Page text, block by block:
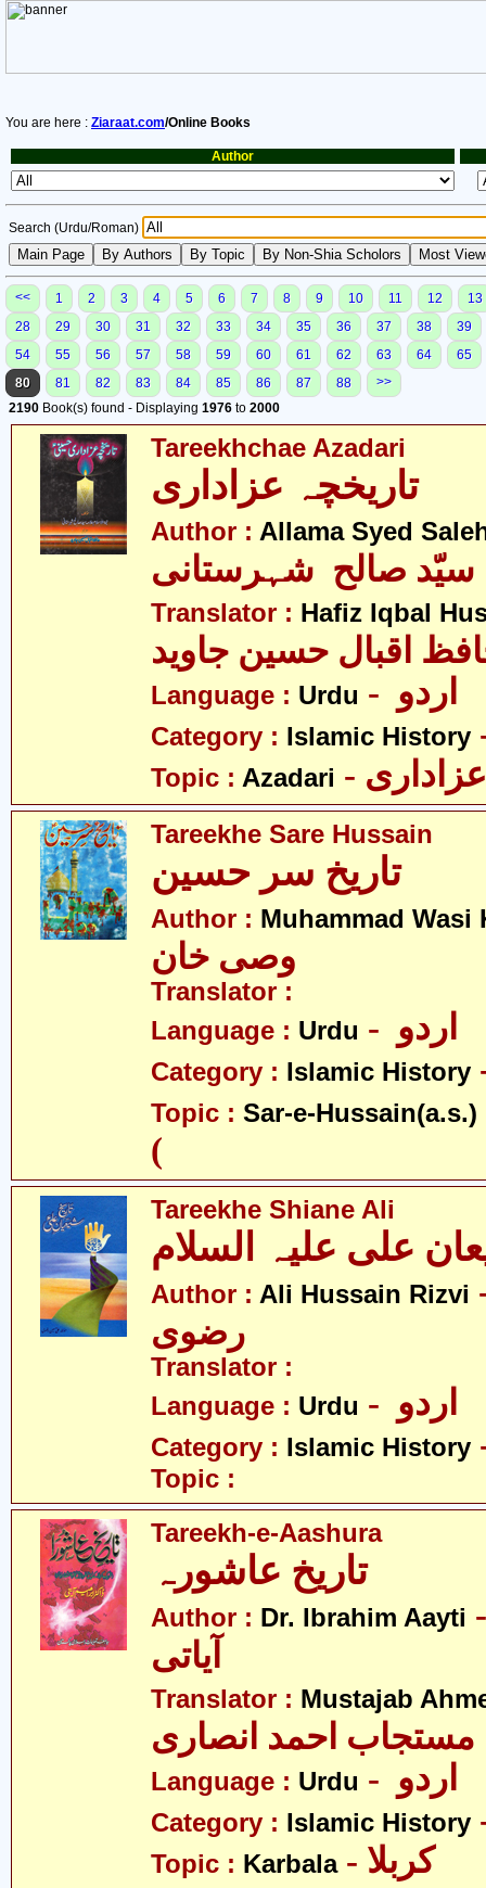
You are here : Ziaraat.com/Online Books
Author
Search (Urdu/Roman)
<< 1 2 3 4 5 6 7 8 9 10 11 12
13
28
29 30 31 32 33 34 35 36 37 38
39
54
55 56 57 58 59 60 61 62 63 64
65
80
81 82 83 84 85 86 87 88
>>
2190 Book(s) found - Displaying 1976 to 2000
Tareekhchae Azadari
تاریخچہ عزاداری
Author : Allama Syed
سیّد صالح شہرستانی
Translator : Hafiz Iqbal
Language : Urdu
Category : Islamic History
Topic : Azadari - عزاداری
Tareekhe Sare Hussain
تاریخ سر حسین
Author : Muhammad Wasi
وصی خان
Translator :
Language : Urdu
Category : Islamic History
Topic : Sar-e-Hussain(a.s.)
(
Tareekhe Shiane Ali
Author : Ali Hussain Rizvi
Translator :
Language : Urdu
Category : Islamic History
Topic :
Tareekh-e-Aashura
تاریخ عاشورہ
Author : Dr. Ibrahim Aayti
آیاتی
Translator : Mustajab
مستجاب احمد انصاری
Language : Urdu
Category : Islamic History
Topic : Karbala - کربلا